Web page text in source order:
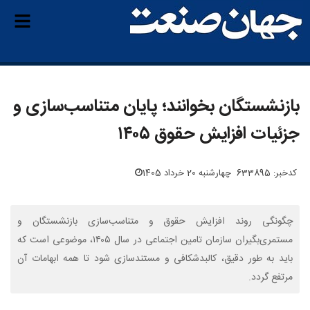
بازنشستگان بخوانند؛ پایان متناسب‌سازی و
جزئیات افزایش حقوق ۱۴۰۵
کدخبر: 633895 چهارشنبه 20 خرداد 1405
چگونگی روند افزایش حقوق و متناسب‌سازی بازنشستگان و
مستمری‌بگیران سازمان تامین اجتماعی در سال ۱۴۰۵، موضوعی است که
باید به طور دقیق، کالبدشکافی و مستندسازی شود تا همه ابهامات آن
مرتفع گردد.